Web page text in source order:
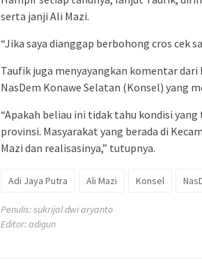
serta janji Ali Mazi.
“Jika saya dianggap berbohong cros cek
Taufik juga menyayangkan komentar
NasDem Konawe Selatan (Konsel) yang
“Apakah beliau ini tidak tahu kondisi
provinsi. Masyarakat yang berada di
Mazi dan realisasinya,” tutupnya.
Adi Jaya Putra Ali Mazi Konsel
Penulis: sukrijal dwi aryanto
Editor: adigun